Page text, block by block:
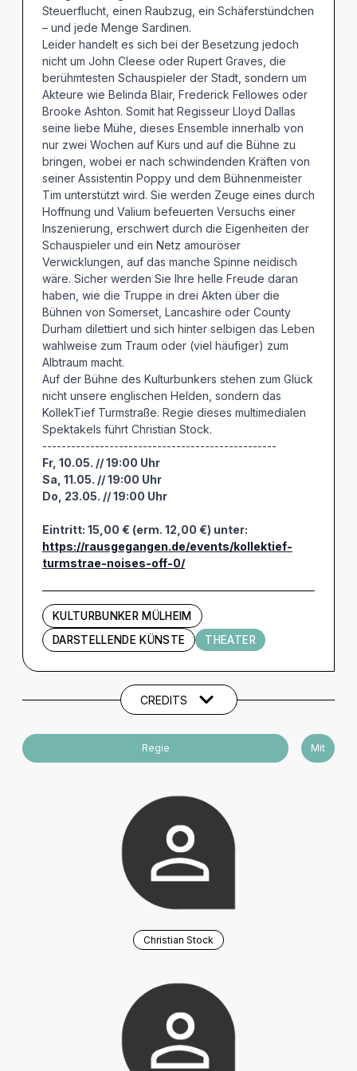
Steuerflucht, einen Raubzug, ein Schäferstündchen
– und jede Menge Sardinen.
Leider handelt es sich bei der Besetzung jedoch
nicht um John Cleese oder Rupert Graves, die
berühmtesten Schauspieler der Stadt, sondern um
Akteure wie Belinda Blair, Frederick Fellowes oder
Brooke Ashton. Somit hat Regisseur Lloyd Dallas
seine liebe Mühe, dieses Ensemble innerhalb von
nur zwei Wochen auf Kurs und auf die Bühne zu
bringen, wobei er nach schwindenden Kräften von
seiner Assistentin Poppy und dem Bühnenmeister
Tim unterstützt wird. Sie werden Zeuge eines durch
Hoffnung und Valium befeuerten Versuchs einer
Inszenierung, erschwert durch die Eigenheiten der
Schauspieler und ein Netz amouröser
Verwicklungen, auf das manche Spinne neidisch
wäre. Sicher werden Sie Ihre helle Freude daran
haben, wie die Truppe in drei Akten über die
Bühnen von Somerset, Lancashire oder County
Durham dilettiert und sich hinter selbigen das Leben
wahlweise zum Traum oder (viel häufiger) zum
Albtraum macht.
Auf der Bühne des Kulturbunkers stehen zum Glück
nicht unsere englischen Helden, sondern das
KollekTief Turmstraße. Regie dieses multimedialen
Spektakels führt Christian Stock.
-------------------------------------------------
Fr, 10.05. // 19:00 Uhr
Sa, 11.05. // 19:00 Uhr
Do, 23.05. // 19:00 Uhr
Eintritt: 15,00 € (erm. 12,00 €) unter:
https://rausgegangen.de/events/kollektief-
turmstrae-noises-off-0/
KULTURBUNKER MÜLHEIM
DARSTELLENDE KÜNSTE
THEATER
Künstler und Beteiligte
CREDITS
Regie Mit
Christian Stock